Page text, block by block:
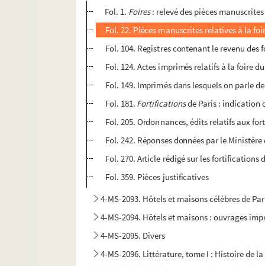
Fol. 1. Foires: relevé des pièces
Fol. 22. Pièces manuscrites relatives à la
Fol. 104. Registres contenant le revenu
Fol. 124. Actes imprimés relatifs à la foire
Fol. 149. Imprimés dans lesquels on parle
Fol. 181. Fortificationsde Paris : indication
Fol. 205. Ordonnances, édits relatifs aux
Fol. 242. Réponses données par le
Fol. 270. Article rédigé sur les fortifications
Fol. 359. Pièces justificatives
4-MS-2093. Hôtels et maisons célèbres de
4-MS-2094. Hôtels et maisons : ouvrages
4-MS-2095. Divers
4-MS-2096. Littérature, tome I : Histoire de